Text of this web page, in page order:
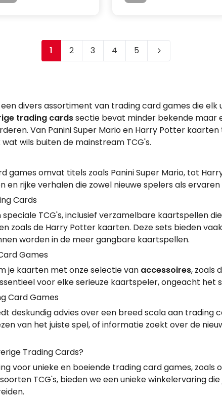
Je leest momenteel pagina
1 Pagina
2 Pagina
3 Pagina
4 Pagina
5
divers assortiment van trading card games die
trading cardssectie bevat minder bekende maar
Van Panini Super Mario en Harry Potter
wils buiten de mainstream TCG's.
games omvat titels zoals Panini Super Mario, tot
en rijke verhalen die zowel nieuwe spelers als
Cards
TCG's, inclusief verzamelbare kaartspellen
zoals de Harry Potter kaarten. Deze sets bieden
worden in de meer gangbare kaartspellen.
Games
je kaarten met onze selectie van accessoires, zoals
voor elke serieuze kaartspeler, ongeacht het
Card Games
deskundig advies over een breed scala aan trading
van het juiste spel, of informatie zoekt over de
Trading Cards?
voor unieke en boeiende trading card games, zoals
TCG's, bieden we een unieke winkelervaring